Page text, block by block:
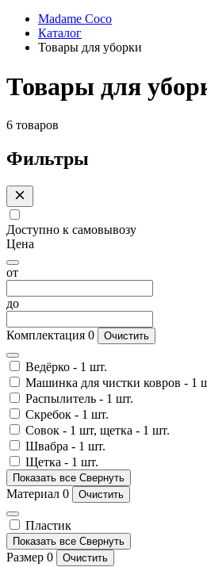
Madame Coco
Каталог
Товары для уборки
Товары для
6 товаров
Фильтры
Доступно к самовывозу
Цена
от
до
Комплектация 0 Очистить
Ведёрко - 1 шт.
Машинка для чистки ковров - 1
Распылитель - 1 шт.
Скребок - 1 шт.
Совок - 1 шт, щетка - 1 шт.
Швабра - 1 шт.
Щетка - 1 шт.
Показать все Свернуть
Материал 0 Очистить
Пластик
Показать все Свернуть
Размер 0 Очистить